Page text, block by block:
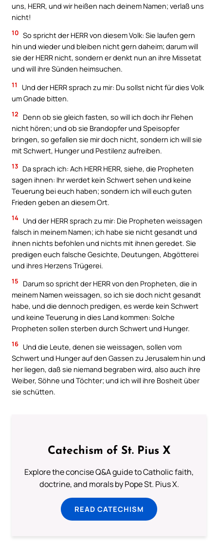
uns, HERR, und wir heißen nach deinem Namen; verlaß uns
nicht!
10 So spricht der HERR von diesem Volk: Sie laufen gern
hin und wieder und bleiben nicht gern daheim; darum will
sie der HERR nicht, sondern er denkt nun an ihre Missetat
und will ihre Sünden heimsuchen.
11
Und der HERR sprach zu mir: Du sollst nicht für dies Volk
um Gnade bitten.
12
Denn ob sie gleich fasten, so will ich doch ihr Flehen
nicht hören; und ob sie Brandopfer und Speisopfer
bringen, so gefallen sie mir doch nicht, sondern ich will sie
mit Schwert, Hunger und Pestilenz aufreiben.
13 Da sprach ich: Ach HERR HERR, siehe, die Propheten
sagen ihnen: Ihr werdet kein Schwert sehen und keine
Teuerung bei euch haben; sondern ich will euch guten
Frieden geben an diesem Ort.
14 Und der HERR sprach zu mir: Die Propheten weissagen
falsch in meinem Namen; ich habe sie nicht gesandt und
ihnen nichts befohlen und nichts mit ihnen geredet. Sie
predigen euch falsche Gesichte, Deutungen, Abgötterei
und ihres Herzens Trügerei.
15
Darum so spricht der HERR von den Propheten, die in
meinem Namen weissagen, so ich sie doch nicht gesandt
habe, und die dennoch predigen, es werde kein Schwert
und keine Teuerung in dies Land kommen: Solche
Propheten sollen sterben durch Schwert und Hunger.
16 Und die Leute, denen sie weissagen, sollen vom
Schwert und Hunger auf den Gassen zu Jerusalem hin und
her liegen, daß sie niemand begraben wird, also auch ihre
Weiber, Söhne und Töchter; und ich will ihre Bosheit über
sie schütten.
Catechism of St. Pius X
Explore the concise Q&A guide to Catholic faith,
doctrine, and morals by Pope St. Pius X.
READ CATECHISM